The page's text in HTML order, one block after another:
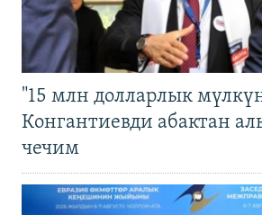
"15 млн долларлык
Конгантиевди абактан
чечим